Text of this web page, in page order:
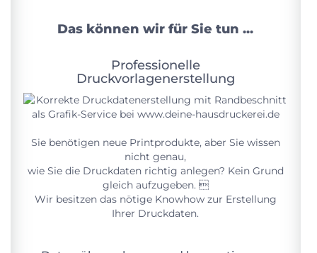
Das können wir für Sie tun ...
Professionelle
Druckvorlagenerstellung
Sie benötigen neue Printprodukte, aber Sie wissen
nicht genau,
wie Sie die Druckdaten richtig anlegen? Kein Grund
gleich aufzugeben. 
Wir besitzen das nötige Knowhow zur Erstellung
Ihrer Druckdaten.